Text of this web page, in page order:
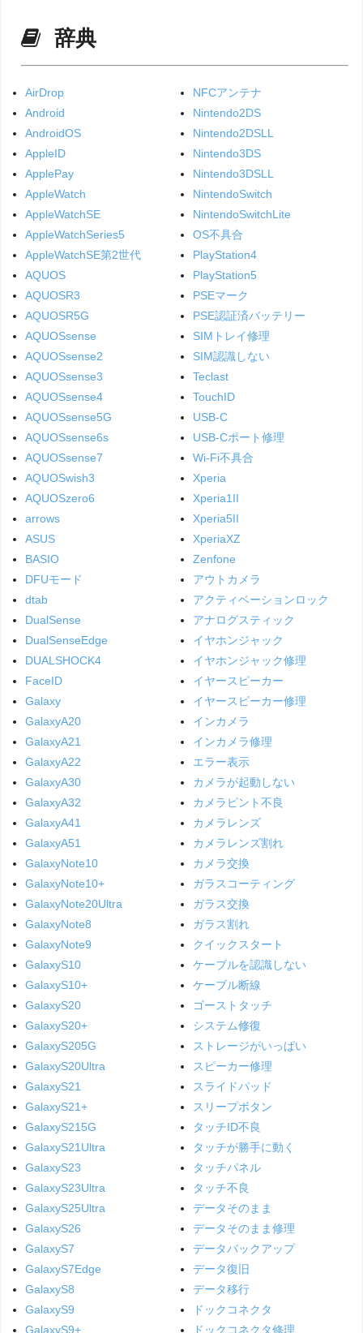
辞典
AirDrop
Android
AndroidOS
AppleID
ApplePay
AppleWatch
AppleWatchSE
AppleWatchSeries5
AppleWatchSE第2世代
AQUOS
AQUOSR3
AQUOSR5G
AQUOSsense
AQUOSsense2
AQUOSsense3
AQUOSsense4
AQUOSsense5G
AQUOSsense6s
AQUOSsense7
AQUOSwish3
AQUOSzero6
arrows
ASUS
BASIO
DFUモード
dtab
DualSense
DualSenseEdge
DUALSHOCK4
FaceID
Galaxy
GalaxyA20
GalaxyA21
GalaxyA22
GalaxyA30
GalaxyA32
GalaxyA41
GalaxyA51
GalaxyNote10
GalaxyNote10+
GalaxyNote20Ultra
GalaxyNote8
GalaxyNote9
GalaxyS10
GalaxyS10+
GalaxyS20
GalaxyS20+
GalaxyS205G
GalaxyS20Ultra
GalaxyS21
GalaxyS21+
GalaxyS215G
GalaxyS21Ultra
GalaxyS23
GalaxyS23Ultra
GalaxyS25Ultra
GalaxyS26
GalaxyS7
GalaxyS7Edge
GalaxyS8
GalaxyS9
GalaxyS9+
NFCアンテナ
Nintendo2DS
Nintendo2DSLL
Nintendo3DS
Nintendo3DSLL
NintendoSwitch
NintendoSwitchLite
OS不具合
PlayStation4
PlayStation5
PSEマーク
PSE認証済バッテリー
SIMトレイ修理
SIM認識しない
Teclast
TouchID
USB-C
USB-Cポート修理
Wi-Fi不具合
Xperia
Xperia1II
Xperia5II
XperiaXZ
Zenfone
アウトカメラ
アクティベーションロック
アナログスティック
イヤホンジャック
イヤホンジャック修理
イヤースピーカー
イヤースピーカー修理
インカメラ
インカメラ修理
エラー表示
カメラが起動しない
カメラピント不良
カメラレンズ
カメラレンズ割れ
カメラ交換
ガラスコーティング
ガラス交換
ガラス割れ
クイックスタート
ケーブルを認識しない
ケーブル断線
ゴーストタッチ
システム修復
ストレージがいっぱい
スピーカー修理
スライドパッド
スリープボタン
タッチID不良
タッチが勝手に動く
タッチパネル
タッチ不良
データそのまま
データそのまま修理
データバックアップ
データ復旧
データ移行
ドックコネクタ
ドックコネクタ修理